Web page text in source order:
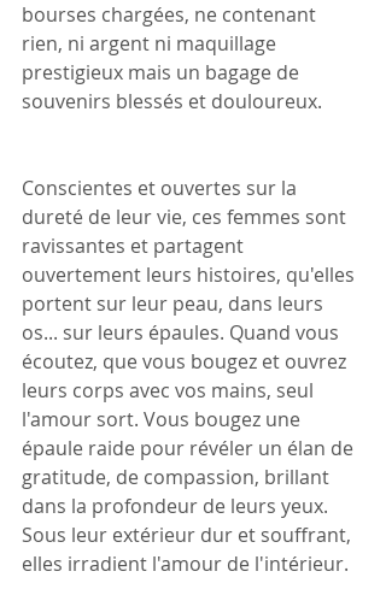
bourses chargées, ne contenant
rien, ni argent ni maquillage
prestigieux mais un bagage de
souvenirs blessés et douloureux.
Conscientes et ouvertes sur la
dureté de leur vie, ces femmes sont
ravissantes et partagent
ouvertement leurs histoires, qu'elles
portent sur leur peau, dans leurs
os... sur leurs épaules. Quand vous
écoutez, que vous bougez et ouvrez
leurs corps avec vos mains, seul
l'amour sort. Vous bougez une
épaule raide pour révéler un élan de
gratitude, de compassion, brillant
dans la profondeur de leurs yeux.
Sous leur extérieur dur et souffrant,
elles irradient l'amour de l'intérieur.